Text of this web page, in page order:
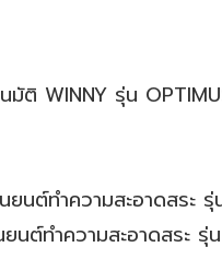
มัติ WINNY รุ่น
ทำความสะอาดสระ รุ่น
ต์ทำความสะอาดสระ รุ่